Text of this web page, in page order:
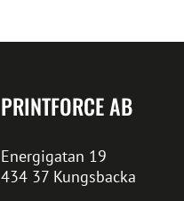
PRINTFORCE AB
Energigatan 19
434 37 Kungsbacka